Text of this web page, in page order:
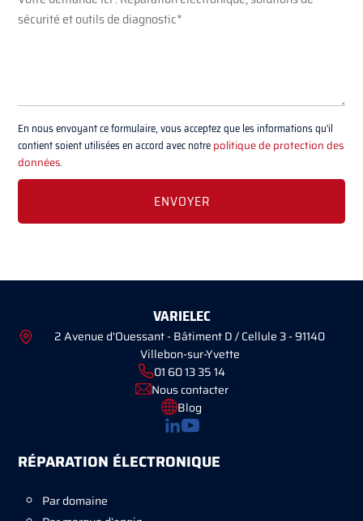
En nous envoyant ce formulaire, vous acceptez que les informations qu'il
contient soient utilisées en accord avec notrepolitique de protection des
données.
VARIELEC
2 Avenue d'Ouessant - Bâtiment D / Cellule 3 - 91140
Villebon-sur-Yvette
01 60 13 35 14
Nous contacter
Blog
RÉPARATION ÉLECTRONIQUE
Par domaine